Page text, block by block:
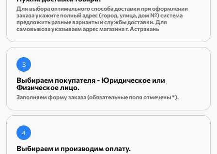
Для выбора оптимального способа доставки при оформлении
заказа укажите полный адрес (город, улица, дом №) система
предложить разные варианты и службы доставки. Для
самовывоза указываем адрес магазина г. Астрахань
3
Выбираем покупателя - Юридическое или
Физическое лицо.
Заполняем форму заказа (обязательные поля отмечены *).
4
Выбираем и производим оплату.